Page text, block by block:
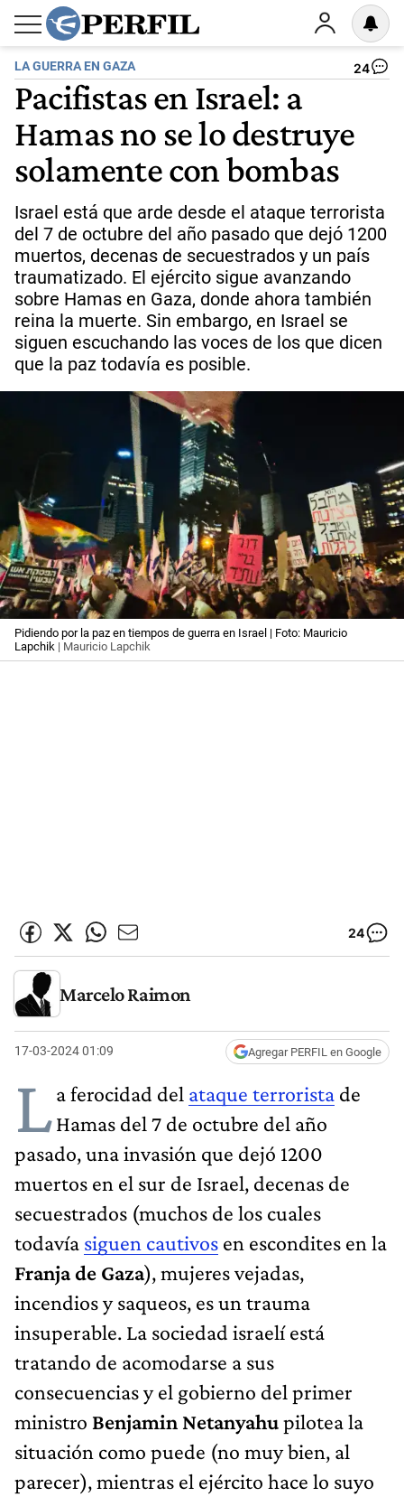
LA GUERRA EN GAZA 24
Pacifistas en Israel: a
Hamas no se lo destruye
solamente con bombas
Israel está que arde desde el ataque terrorista
del 7 de octubre del año pasado que dejó 1200
muertos, decenas de secuestrados y un país
traumatizado. El ejército sigue avanzando
sobre Hamas en Gaza, donde ahora también
reina la muerte. Sin embargo, en Israel se
siguen escuchando las voces de los que dicen
que la paz todavía es posible.
Pidiendo por la paz en tiempos de guerra en Israel | Foto: Mauricio
Lapchik | Mauricio Lapchik
24
Marcelo Raimon
17-03-2024 01:09 Agregar PERFIL en Google
La ferocidad del ataque terrorista de
Hamas del 7 de octubre del año
pasado, una invasión que dejó 1200
muertos en el sur de Israel, decenas de
secuestrados (muchos de los cuales
todavía siguen cautivos en escondites en la
Franja de Gaza), mujeres vejadas,
incendios y saqueos, es un trauma
insuperable. La sociedad israelí está
tratando de acomodarse a sus
consecuencias y el gobierno del primer
ministro Benjamin Netanyahupilotea la
situación como puede (no muy bien, al
parecer), mientras el ejército hace lo suyo